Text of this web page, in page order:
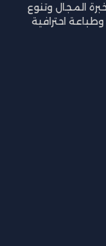
المجال وتنوع
احترافية